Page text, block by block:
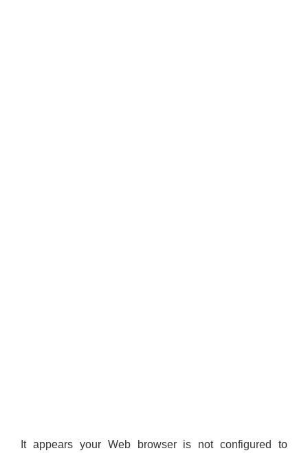
It appears your Web browser is not configured to